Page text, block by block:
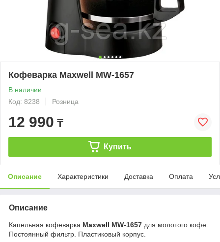
Кофеварка Maxwell MW-1657
В наличии
Код: 8238
Розница
12 990 ₸
Купить
Описание Характеристики Доставка Оплата
Описание
Капельная кофеварка Maxwell MW-1657 для молотого кофе.
Постоянный фильтр. Пластиковый корпус.